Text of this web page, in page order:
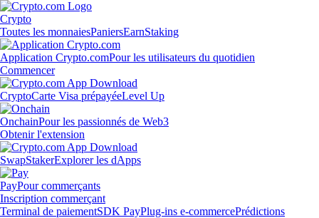
Crypto
Toutes les monnaiesPaniersEarnStaking
Application Crypto.comPour les utilisateurs du quotidien
Commencer
CryptoCarte Visa prépayéeLevel Up
OnchainPour les passionnés de Web3
Obtenir l'extension
SwapStakerExplorer les dApps
PayPour commerçants
Inscription commerçant
Terminal de paiementSDK PayPlug-ins e-commercePrédictions